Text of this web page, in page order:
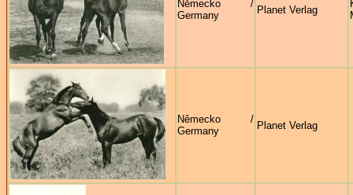
Německo /
Germany
Planet Verlag
Německo /
Germany
Planet Verlag